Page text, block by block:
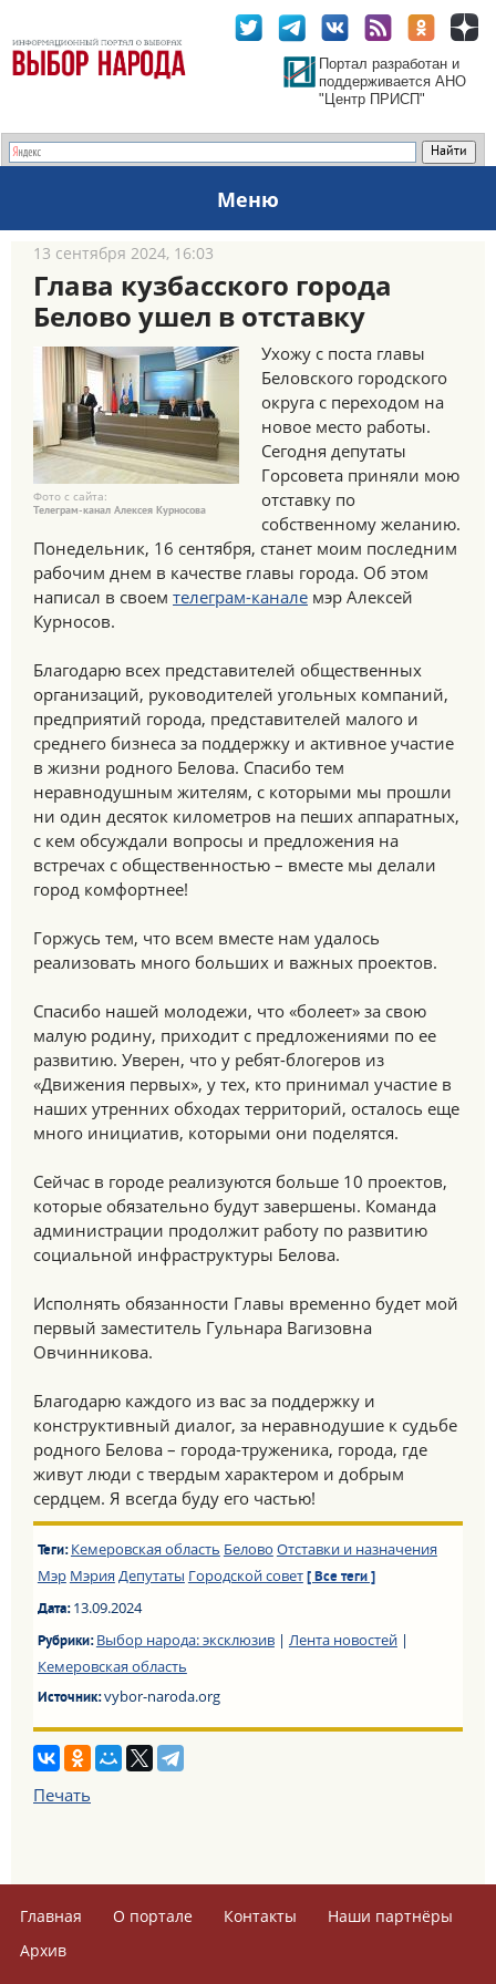
Портал разработан и
поддерживается АНО
"Центр ПРИСП"
Меню
13 сентября 2024, 16:03
Глава кузбасского города
Белово ушел в отставку
Фото с сайта:
Телеграм-канал Алексея Курносова
Ухожу с поста главы
Беловского городского
округа с переходом на
новое место работы.
Сегодня депутаты
Горсовета приняли мою
отставку по
собственному желанию.
Понедельник, 16 сентября, станет моим последним
рабочим днем в качестве главы города. Об этом
написал в своем телеграм-канале мэр Алексей
Курносов.
Благодарю всех представителей общественных
организаций, руководителей угольных компаний,
предприятий города, представителей малого и
среднего бизнеса за поддержку и активное участие
в жизни родного Белова. Спасибо тем
неравнодушным жителям, с которыми мы прошли
ни один десяток километров на пеших аппаратных,
с кем обсуждали вопросы и предложения на
встречах с общественностью – вместе мы делали
город комфортнее!
Горжусь тем, что всем вместе нам удалось
реализовать много больших и важных проектов.
Спасибо нашей молодежи, что «болеет» за свою
малую родину, приходит с предложениями по ее
развитию. Уверен, что у ребят-блогеров из
«Движения первых», у тех, кто принимал участие в
наших утренних обходах территорий, осталось еще
много инициатив, которыми они поделятся.
Сейчас в городе реализуются больше 10 проектов,
которые обязательно будут завершены. Команда
администрации продолжит работу по развитию
социальной инфраструктуры Белова.
Исполнять обязанности Главы временно будет мой
первый заместитель Гульнара Вагизовна
Овчинникова.
Благодарю каждого из вас за поддержку и
конструктивный диалог, за неравнодушие к судьбе
родного Белова – города-труженика, города, где
живут люди с твердым характером и добрым
сердцем. Я всегда буду его частью!
Теги: Кемеровская область Белово Отставки и назначения
Мэр Мэрия Депутаты Городской совет [ Все теги ]
Дата:13.09.2024
Рубрики:Выбор народа: эксклюзив| Лента новостей|
Кемеровская область
Источник:vybor-naroda.org
Печать
Главная О портале Контакты
Наши партнёры
Архив